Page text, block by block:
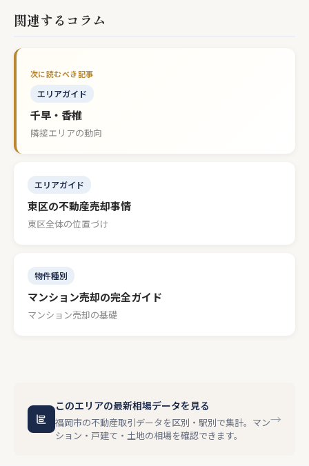
関連するコラム
エリアガイド
千早・香椎
隣接エリアの動向
エリアガイド
東区の不動産売却事情
東区全体の位置づけ
物件種別
マンション売却の完全ガイド
マンション売却の基礎
このエリアの最新相場データを見る
福岡市の不動産取引データを区別・駅別で集計。マン
ション・戸建て・土地の相場を確認できます。
→